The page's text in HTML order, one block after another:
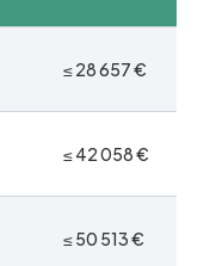
≤ 28 657 €
≤ 42 058 €
≤ 50 513 €